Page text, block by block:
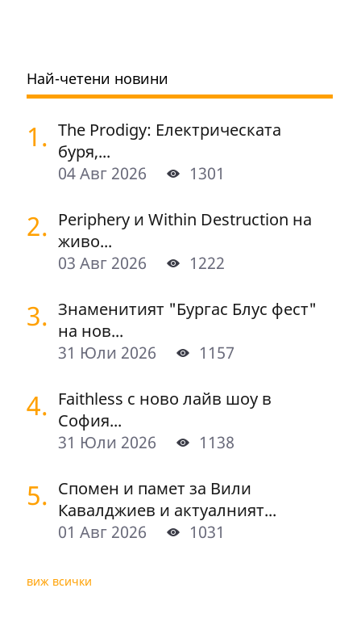
Най-четени новини
1. The Prodigy: Електрическата
буря,...
04 Авг 2026
1301
2. Periphery и Within Destruction на
живо...
03 Авг 2026
1222
3. Знаменитият "Бургас Блус фест"
на нов...
31 Юли 2026
1157
4. Faithless с ново лайв шоу в
София...
31 Юли 2026
1138
5. Спомен и памет за Вили
Кавалджиев и актуалният...
01 Авг 2026
1031
виж всички